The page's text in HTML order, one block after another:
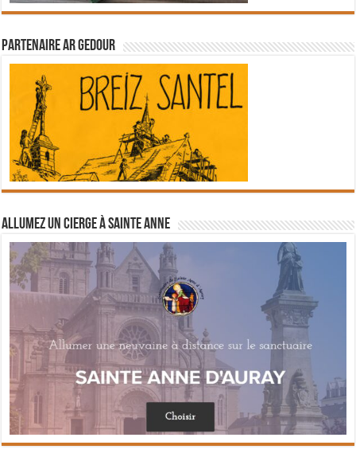
Partenaire Ar Gedour
Allumez un cierge à Sainte Anne